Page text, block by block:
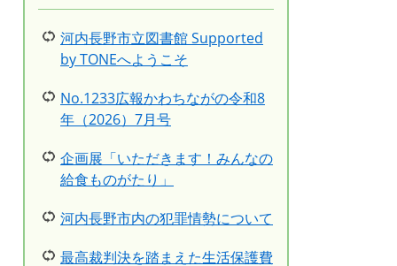
河内長野市立図書館 Supported
by TONEへようこそ
No.1233広報かわちながの令和8
年（2026）7月号
企画展「いただきます！みんなの
給食ものがたり」
河内長野市内の犯罪情勢について
最高裁判決を踏まえた生活保護費